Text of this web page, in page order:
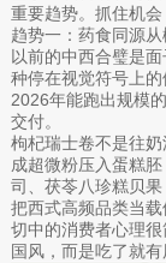
重要趋势。抓住机会
趋势一：药食同源
以前的中西合璧是
种停在视觉符号上的
2026年能跑出规模
交付。
枸杞瑞士卷不是往
成超微粉压入蛋糕
司、茯苓八珍糕贝果
把西式高频品类当载
切中的消费者心理
国风，而是吃了就有